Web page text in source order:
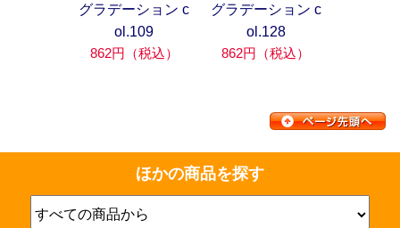
グラデーション c
ol.109
862円（税込）
グラデーション c
ol.128
862円（税込）
ほかの商品を探す